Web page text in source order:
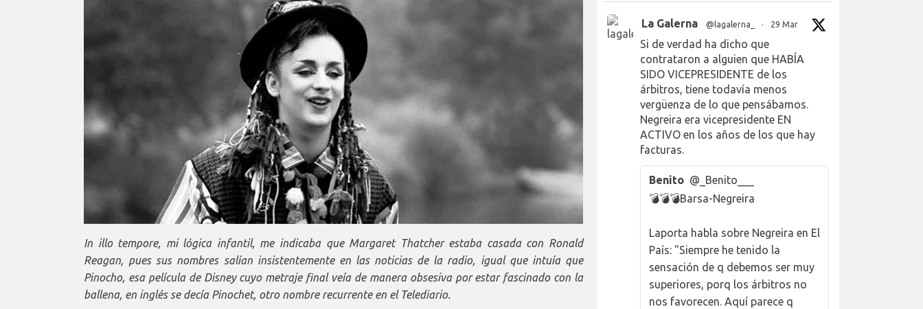
In illo tempore, mi lógica infantil, me indicaba que Margaret Thatcher estaba casada con Ronald
Reagan, pues sus nombres salían insistentemente en las noticias de la radio, igual que intuía que
Pinocho, esa película de Disney cuyo metraje final veía de manera obsesiva por estar fascinado con la
ballena, en inglés se decía Pinochet, otro nombre recurrente en el Telediario.
La Galerna @lagalerna_ · 29 Mar
Si de verdad ha dicho que
contrataron a alguien que HABÍA
SIDO VICEPRESIDENTE de los
árbitros, tiene todavía menos
vergüenza de lo que pensábamos.
Negreira era vicepresidente EN
ACTIVO en los años de los que hay
facturas.
Benito @_Benito___
💣💣💣Barsa-Negreira
Laporta habla sobre Negreira en El
País: "Siempre he tenido la
sensación de q debemos ser muy
superiores, porq los árbitros no
nos favorecen. Aquí parece q